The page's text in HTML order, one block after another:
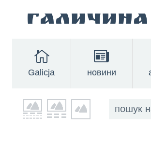
Галичина
Galicja новини